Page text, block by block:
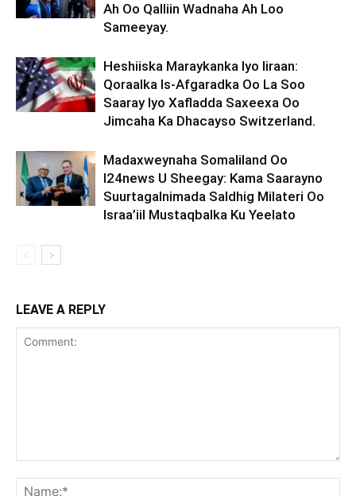
Ah Oo Qalliin Wadnaha Ah Loo
Sameeyay.
Heshiiska Maraykanka Iyo Iiraan:
Qoraalka Is-Afgaradka Oo La Soo
Saaray Iyo Xafladda Saxeexa Oo
Jimcaha Ka Dhacayso Switzerland.
Madaxweynaha Somaliland Oo
I24news U Sheegay: Kama Saarayno
Suurtagalnimada Saldhig Milateri Oo
Israa’iil Mustaqbalka Ku Yeelato
LEAVE A REPLY